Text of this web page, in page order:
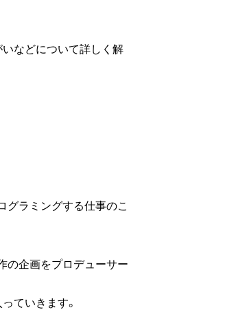
などについて詳しく解
グラミングする仕事のこ
の企画をプロデューサー
ていきます。